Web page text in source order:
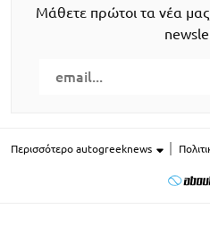
Μάθετε πρώτοι τα νέα
Περισσότερο autogreeknews